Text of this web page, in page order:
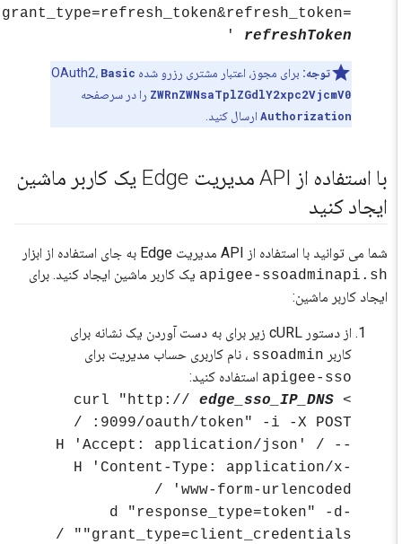
'grant_type=refresh_token&refresh_token=
refreshToken
'
توجه:برای مجوز، اعتبار مشتری رزرو شده OAuth2،Basic
ZWRnZWNsaTplZGdlY2xpc2VjcmV0را در سرصفحه
Authorizationارسال کنید.
با استفاده از API مدیریت Edge یک کاربر ماشین
ایجاد کنید
شما می توانید با استفاده از API مدیریت Edge به جای استفاده از ابزار
apigee-ssoadminapi.shیک کاربر ماشین ایجاد کنید. برای
ایجاد کاربر ماشین:
از دستور cURL زیر برای به دست آوردن یک نشانه برای
کاربرssoadmin، نام کاربری حساب مدیریت برای
apigee-ssoاستفاده کنید:
> curl "http://
edge_sso_IP_DNS
:9099/oauth/token" -i -X ​​POST /
-H 'Accept: application/json' / -
H 'Content-Type: application/x-
www-form-urlencoded' /
-d "response_type=token" -d
"grant_type=client_credentials" /